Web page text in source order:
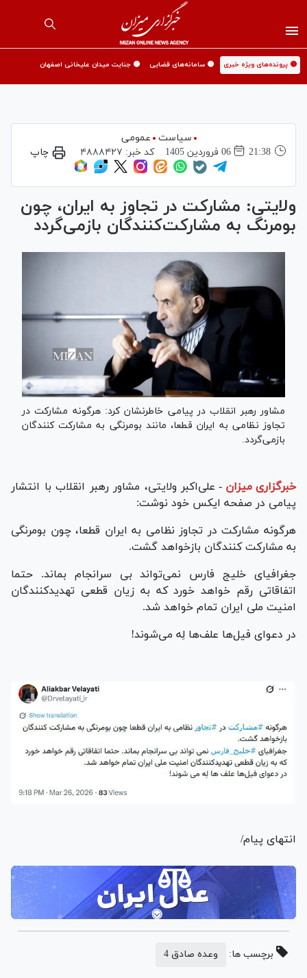
🟡 پرونده‌های ویژه خبری 🟡 سامانه‌های قضایی 🟡 جنایت میدان علیخانی اصفهان
سیاست
عمومی
21:38
06 فروردين 1405 کد خبر: ۴۸۸۸۴۲۷ چاپ
ولایتی: مشارکت در تجاوز به ایران، چون
بومرنگ به مشارکت‌کنندگان بازمی‌گردد
مشاور رهبر انقلاب در پیامی خاطرنشان کرد: هرگونه مشارکت در
تجاوز نظامی به ایران قطعا، مانند بومرنگی به مشارکت کنندگان
بازمی‌گردد.
خبرگزاری میزان - علی‌اکبر ولایتی، مشاور رهبر انقلاب با انتشار
پیامی در صفحه ایکس خود نوشت:
هرگونه مشارکت در تجاوز نظامی به ایران قطعا، چون بومرنگی
به مشارکت کنندگان بازخواهد گشت.
جغرافیای خلیج فارس نمی‌تواند بی سرانجام بماند. حتما
اتفاقاتی رقم خواهد خورد که به زیان قطعی تهدیدکنندگان
امنیت ملی ایران تمام خواهد شد.
در دعوای فیل‌ها علف‌ها لِه می‌شوند!
انتهای پیام/
برچسب ها: وعده صادق 4